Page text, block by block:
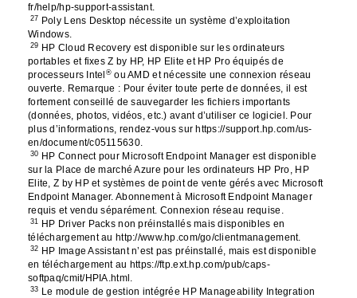
fr/help/hp-support-assistant.
27 Poly Lens Desktop nécessite un système d’exploitation
Windows.
29 HP Cloud Recovery est disponible sur les ordinateurs
portables et fixes Z by HP, HP Elite et HP Pro équipés de
processeurs Intel ® ou AMD et nécessite une connexion réseau
ouverte. Remarque : Pour éviter toute perte de données, il est
fortement conseillé de sauvegarder les fichiers importants
(données, photos, vidéos, etc.) avant d’utiliser ce logiciel. Pour
plus d’informations, rendez-vous sur https://support.hp.com/us-
en/document/c05115630.
30 HP Connect pour Microsoft Endpoint Manager est disponible
sur la Place de marché Azure pour les ordinateurs HP Pro, HP
Elite, Z by HP et systèmes de point de vente gérés avec Microsoft
Endpoint Manager. Abonnement à Microsoft Endpoint Manager
requis et vendu séparément. Connexion réseau requise.
31
HP Driver Packs non préinstallés mais disponibles en
téléchargement au http://www.hp.com/go/clientmanagement.
32 HP Image Assistant n’est pas préinstallé, mais est disponible
en téléchargement au https://ftp.ext.hp.com/pub/caps-
softpaq/cmit/HPIA.html.
33 Le module de gestion intégrée HP Manageability Integration